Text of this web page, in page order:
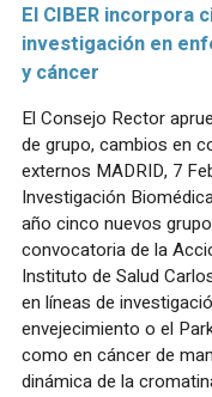
El CIBER incorpora
investigación en
y cáncer
El Consejo Rector
de grupo, cambios en
externos MADRID, 7
Investigación
año cinco nuevos
convocatoria de la
Instituto de Salud
en líneas de
envejecimiento o el
como en cáncer de
dinámica de la